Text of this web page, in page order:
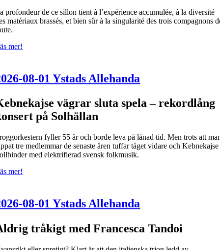
profondeur de ce sillon tient à l’expérience accumulée, à la diversité
matériaux brassés, et bien sûr à la singularité des trois compagnons
mer!
08-01 Ystads Allehanda
vägrar sluta spela – rekordlång
på Solhällan
fyller 55 år och borde leva på lånad tid. Men trots att
tre medlemmar de senaste åren tuffar tåget vidare och Kebnekajse
med elektrifierad svensk folkmusik.
mer!
08-01 Ystads Allehanda
tråkigt med Francesca Tandoi